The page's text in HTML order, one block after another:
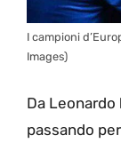
I campioni
Images)
Da Leonardo
passando